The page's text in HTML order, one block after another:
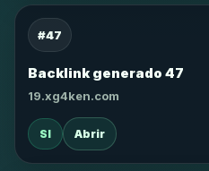
#47
Backlink generado 47
19.xg4ken.com
SI Abrir